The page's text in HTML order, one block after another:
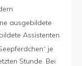
ausgebildete
Assistenten
je
Stunde. Bei